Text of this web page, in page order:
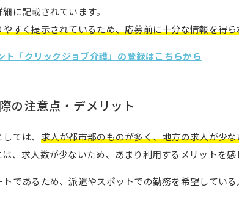
に記載されています。
すく提示されているため、応募前に十分な情報を得
「クリックジョブ介護」の登録はこちらから
の注意点・デメリット
ては、 求人が都市部のものが多く、地方の求人が少
、求人数が少ないため、あまり利用するメリットを感
であるため、派遣やスポットでの勤務を希望してい